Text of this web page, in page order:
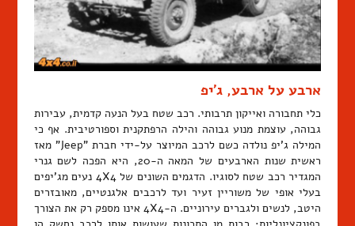
ארבע על ארבע, ג'יפ
כלי תחבורה ואייקון תרבותי. רכב שטח בעל הנעה קדמית, עבירות
גבוהה, עוצמת מנוע גבוהה והילה הרפתקנית וספורטיבית. אף כי
המילה ג'יפ נולדה כשם לרכב המיוצר על-ידי חברת "Jeep" מאז
ראשית שנות הארבעים של המאה ה-20, היא הפכה לשם גנרי
המגדיר רכב שטח לסוגיו. הדגמים השונים של 4X4 נעים מג'יפים
בעלי אופי של משוריין זעיר ועד לרכבים אלגנטיים, מאובזרים
היטב, לנשים ולגברים עירוניים. ה-4X4 אינו מספק רק את הצורך